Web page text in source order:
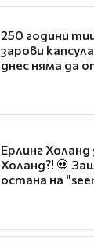
250 години
зарови
днес няма да
Ерлинг
Холанд?! 💀
остана на